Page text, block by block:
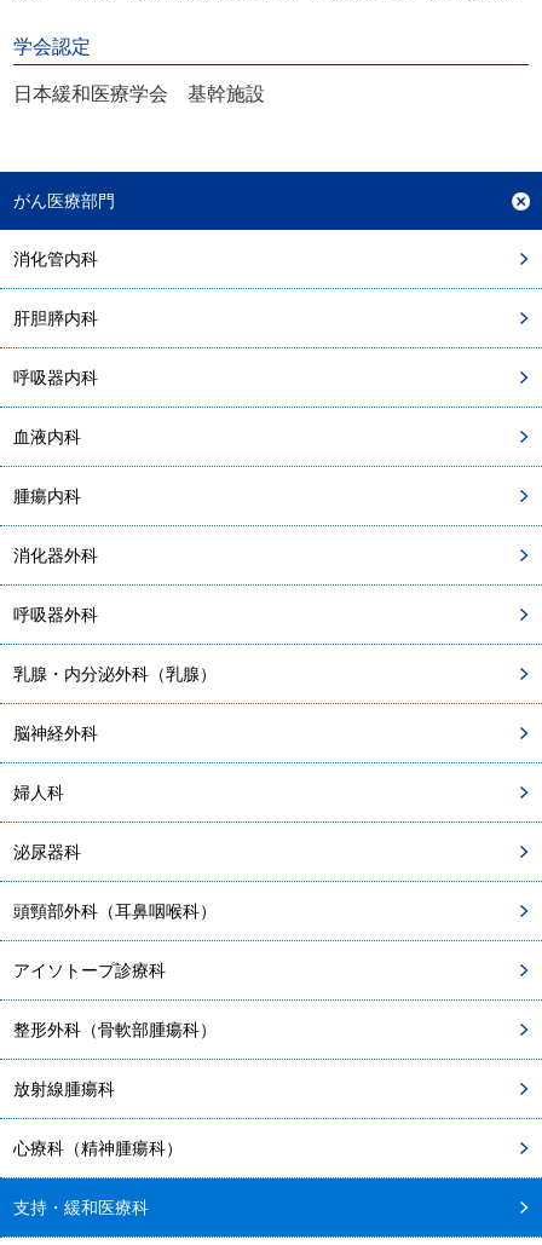
学会認定
日本緩和医療学会 基幹施設
がん医療部門
消化管内科
肝胆膵内科
呼吸器内科
血液内科
腫瘍内科
消化器外科
呼吸器外科
乳腺・内分泌外科（乳腺）
脳神経外科
婦人科
泌尿器科
頭頸部外科（耳鼻咽喉科）
アイソトープ診療科
整形外科（骨軟部腫瘍科）
放射線腫瘍科
心療科（精神腫瘍科）
支持・緩和医療科